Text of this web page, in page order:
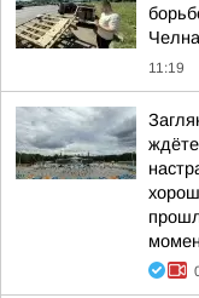
11:19